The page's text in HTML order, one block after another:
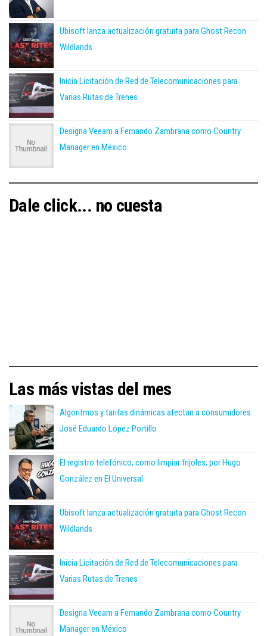
Ubisoft lanza actualización gratuita para Ghost Recon
Wildlands
Inicia Licitación de Red de Telecomunicaciones para
Varias Rutas de Trenes
Designa Veeam a Fernando Zambrana como Country
Manager en México
Dale click... no cuesta
Las más vistas del mes
Algoritmos y tarifas dinámicas afectan a consumidores:
José Eduardo López Portillo
El registro telefónico, como limpiar frijoles; por Hugo
González en El Universal
Ubisoft lanza actualización gratuita para Ghost Recon
Wildlands
Inicia Licitación de Red de Telecomunicaciones para
Varias Rutas de Trenes
Designa Veeam a Fernando Zambrana como Country
Manager en México